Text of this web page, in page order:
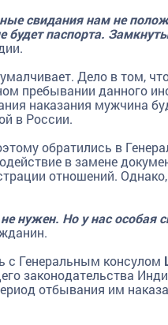
свидания нам не
будет паспорта.
Дело в том,
пребывании данного
наказания мужчина
в России.
обратились в
в замене
отношений.
нужен. Но у нас особая
с Генеральным консулом
законодательства
отбывания им